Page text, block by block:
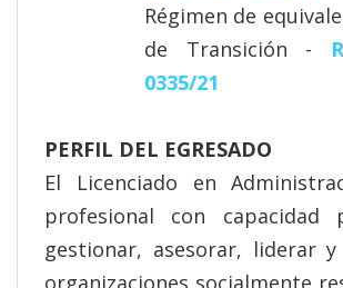
Régimen de
de Transición -
0335/21
PERFIL DEL EGRESADO
El Licenciado en
profesional con capacidad
gestionar, asesorar, liderar
organizaciones socialmente